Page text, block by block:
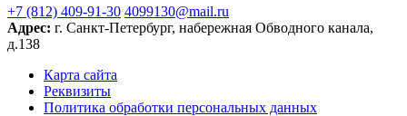
+7 (812) 409-91-30 4099130@mail.ru
Адрес: г. Санкт-Петербург, набережная Обводного канала,
д.138
Карта сайта
Реквизиты
Политика обработки персональных данных